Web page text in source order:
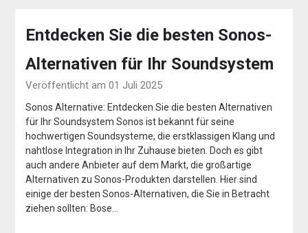
Entdecken Sie die besten Sonos-
Alternativen für Ihr Soundsystem
Veröffentlicht am 01 Juli 2025
Sonos Alternative: Entdecken Sie die besten Alternativen
für Ihr Soundsystem Sonos ist bekannt für seine
hochwertigen Soundsysteme, die erstklassigen Klang und
nahtlose Integration in Ihr Zuhause bieten. Doch es gibt
auch andere Anbieter auf dem Markt, die großartige
Alternativen zu Sonos-Produkten darstellen. Hier sind
einige der besten Sonos-Alternativen, die Sie in Betracht
ziehen sollten: Bose…